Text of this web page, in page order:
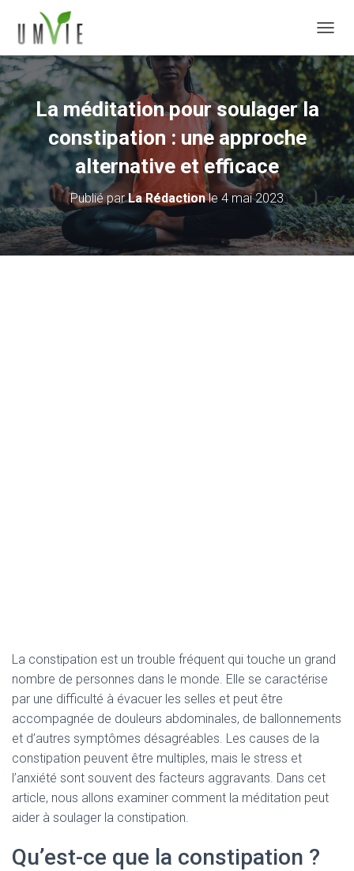
La méditation pour soulager la
constipation : une approche
alternative et efficace
Publié parLa Rédactionle4 mai 2023
La constipation est un trouble fréquent qui touche un grand
nombre de personnes dans le monde. Elle se caractérise
par une difficulté à évacuer les selles et peut être
accompagnée de douleurs abdominales, de ballonnements
et d’autres symptômes désagréables. Les causes de la
constipation peuvent être multiples, mais le stress et
l’anxiété sont souvent des facteurs aggravants. Dans cet
article, nous allons examiner comment la méditation peut
aider à soulager la constipation.
Qu’est-ce que la constipation ?